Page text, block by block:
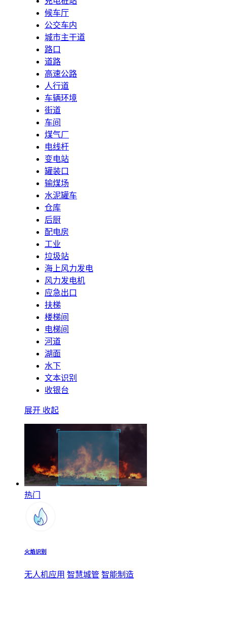
候车厅
公交车内
城市主干道
路口
道路
高速公路
人行道
车辆环境
街道
车间
煤气厂
电线杆
变电站
罐装口
输煤场
水泥罐车
仓库
后厨
配电房
工业
垃圾站
海上风力发电
风力发电机
应急出口
扶梯
楼梯间
电梯间
河道
湖面
水下
文本识别
收银台
展开 收起
热门
火焰识别
无人机应用 智慧城管 智能制造